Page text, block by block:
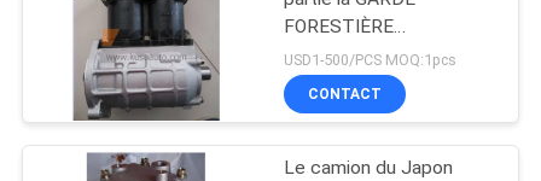
FORESTIÈRE
J08CT/J08C L marque
d'Assy For HINO 500 de
pompe de compresseur
HNTC
USD1-500/PCS MOQ:1pcs
CONTACT
Le camion du Japon